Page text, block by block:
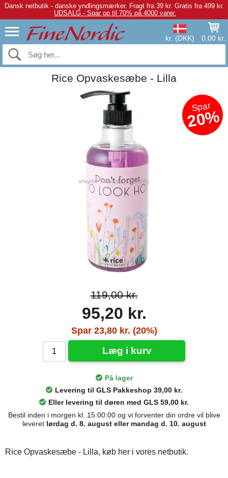
Dansk netbutik - danske yndlingsmærker. Fragt fra 39 kr. Gratis fra 499 kr.
UDSALG - Spar op til 70% på 4000 varer.
kr. (DKK) 0,00 kr.
Rice Opvaskesæbe - Lilla
Spar
20%
119,00 kr.
95,20 kr.
Spar 23,80 kr. (20%)
Læg i kurv
På lager
Levering til GLS Pakkeshop 39,00 kr.
Eller levering til døren med GLS 59,00 kr.
Bestil inden i morgen kl. 15:00:00 og vi forventer din ordre vil blive
leveret lørdag d. 8. august eller mandag d. 10. august
Rice Opvaskesæbe - Lilla, køb her i vores netbutik.